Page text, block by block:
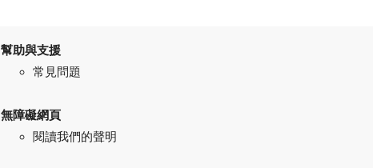
幫助與支援
常見問題
無障礙網頁
閱讀我們的聲明